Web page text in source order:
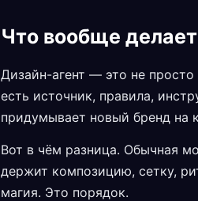
Что вообще
Дизайн-агент — это не просто
есть источник, правила,
придумывает новый бренд на
Вот в чём разница. Обычная
держит композицию, сетку,
магия. Это порядок.